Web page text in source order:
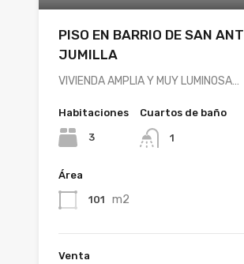
PISO EN BARRIO DE SAN
JUMILLA
VIVIENDA AMPLIA Y MUY LUMINOSA…
Habitaciones
3
Cuartos de baño
1
Área
101 m2
Venta